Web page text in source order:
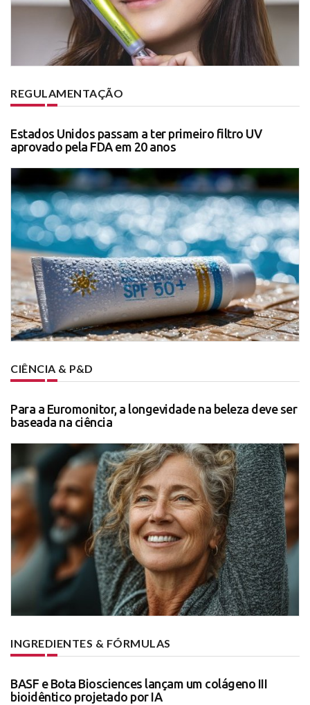
REGULAMENTAÇÃO
Estados Unidos passam a ter primeiro filtro UV
aprovado pela FDA em 20 anos
CIÊNCIA & P&D
Para a Euromonitor, a longevidade na beleza deve ser
baseada na ciência
INGREDIENTES & FÓRMULAS
BASF e Bota Biosciences lançam um colágeno III
bioidêntico projetado por IA